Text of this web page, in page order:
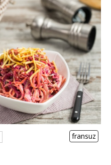
fransuz